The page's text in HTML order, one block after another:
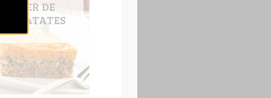
DE
PATATES